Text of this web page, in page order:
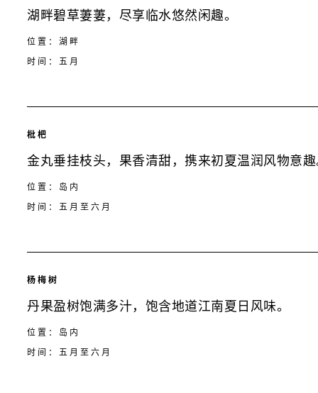
湖畔碧草萋萋，尽享临水悠然闲趣。
位置：湖畔
时间：五月
枇杷
金丸垂挂枝头，果香清甜，携来初夏温润风物意
位置：岛内
时间：五月至六月
杨梅树
丹果盈树饱满多汁，饱含地道江南夏日风味。
位置：岛内
时间：五月至六月